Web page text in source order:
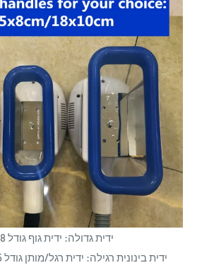
ידית גדולה: ידית גוף גודל 18*10 ס"מ
ידית בינונית רגילה: ידית רגל/מותן גודל 15*8 ס"מ (סלקטיבית)